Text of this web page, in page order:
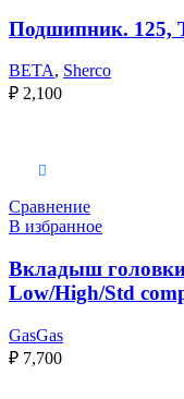
Подшипник. 125,
BETA, Sherco
₽ 2,100
Сравнение
В избранное
Вкладыш головки
Low/High/Std
GasGas
₽ 7,700